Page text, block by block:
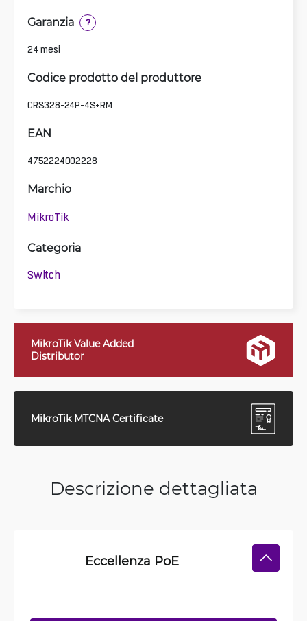
Garanzia ?
24 mesi
Codice prodotto del produttore
CRS328-24P-4S+RM
EAN
4752224002228
Marchio
MikroTik
Categoria
Switch
MikroTik Value Added
Distributor
MikroTik MTCNA Certificate
Descrizione dettagliata
Eccellenza PoE